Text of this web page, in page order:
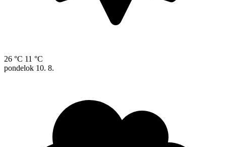
26 °C 11 °C
pondelok 10. 8.